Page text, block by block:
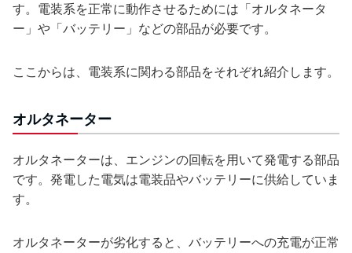
す。電装系を正常に動作させるためには「オルタネータ
ー」や「バッテリー」などの部品が必要です。
ここからは、電装系に関わる部品をそれぞれ紹介します。
オルタネーター
オルタネーターは、エンジンの回転を用いて発電する部品
です。発電した電気は電装品やバッテリーに供給していま
す。
オルタネーターが劣化すると、バッテリーへの充電が正常